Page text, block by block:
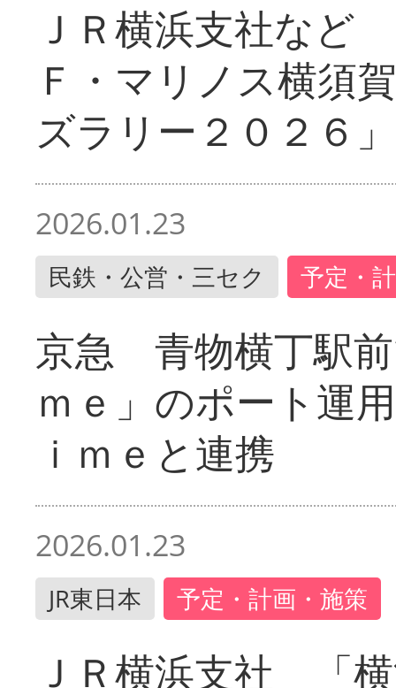
ＪＲ横浜支社など
Ｆ・マリノス横須
ズラリー２０２６」
2026.01.23
民鉄・公営・三セク 予定・
京急 青物横丁駅
ｍｅ」のポート運
ｉｍｅと連携
2026.01.23
JR東日本 予定・計画・施策
ＪＲ横浜支社 「